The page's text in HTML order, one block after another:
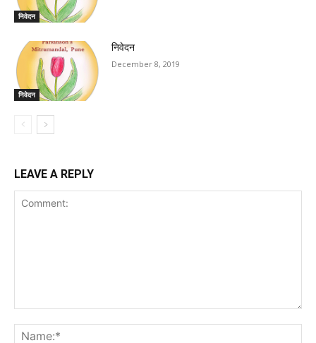
निवेदन
निवेदन
निवेदन
December 8, 2019
LEAVE A REPLY